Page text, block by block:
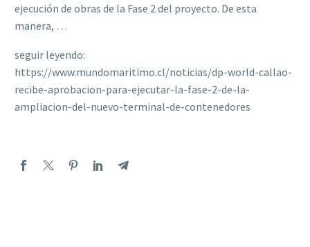
ejecución de obras de la Fase 2 del proyecto. De esta
manera, …
seguir leyendo:
https://www.mundomaritimo.cl/noticias/dp-world-callao-
recibe-aprobacion-para-ejecutar-la-fase-2-de-la-
ampliacion-del-nuevo-terminal-de-contenedores